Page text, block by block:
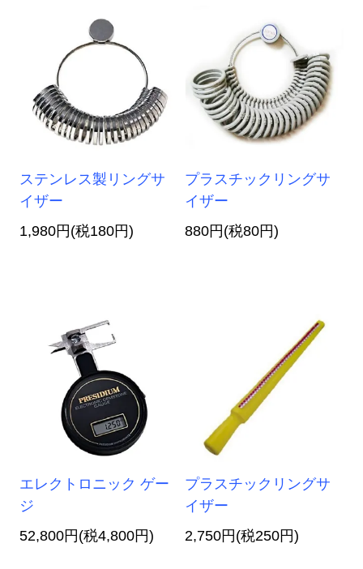
ステンレス製リングサ
イザー
1,980円(税180円)
プラスチックリングサ
イザー
880円(税80円)
エレクトロニック ゲー
ジ
52,800円(税4,800円)
プラスチックリングサ
イザー
2,750円(税250円)